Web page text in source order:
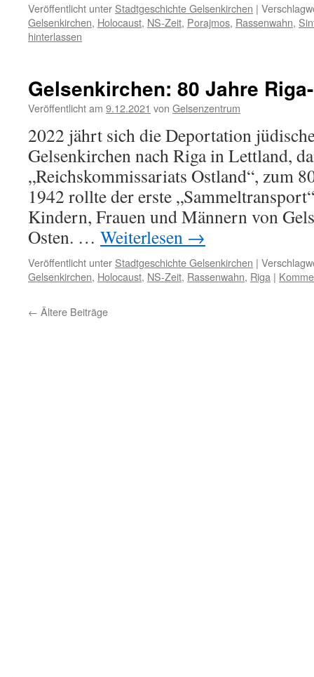
Veröffentlicht unter Stadtgeschichte Gelsenkirchen |
Gelsenkirchen, Holocaust, NS-Zeit, Porajmos, Rassenwahn,
hinterlassen
Gelsenkirchen: 80 Jahre
Veröffentlicht am 9.12.2021 von Gelsenzentrum
2022 jährt sich die Deportation
Gelsenkirchen nach Riga in Lettland,
„Reichskommissariats Ostland“, zum
1942 rollte der erste
Kindern, Frauen und Männern von
Osten. … Weiterlesen →
Veröffentlicht unter Stadtgeschichte Gelsenkirchen |
Gelsenkirchen, Holocaust, NS-Zeit, Rassenwahn, Riga |
← Ältere Beiträge